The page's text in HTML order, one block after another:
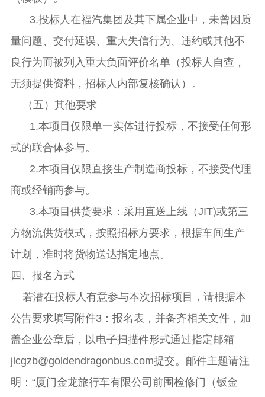
3.投标人在福汽集团及其下属企业中，未曾因质
量问题、交付延误、重大失信行为、违约或其他不
良行为而被列入重大负面评价名单（投标人自查，
无须提供资料，招标人内部复核确认）。
（五）其他要求
1.本项目仅限单一实体进行投标，不接受任何形
式的联合体参与。
2.本项目仅限直接生产制造商投标，不接受代理
商或经销商参与。
3.本项目供货要求：采用直送上线（JIT)或第三
方物流供货模式，按照招标方要求，根据车间生产
计划，准时将货物送达指定地点。
四、报名方式
若潜在投标人有意参与本次招标项目，请根据本
公告要求填写附件3：报名表，并备齐相关文件，加
盖企业公章后，以电子扫描件形式通过指定邮箱
jlcgzb@goldendragonbus.com提交。邮件主题请注
明：“厦门金龙旅行车有限公司前围检修门（钣金